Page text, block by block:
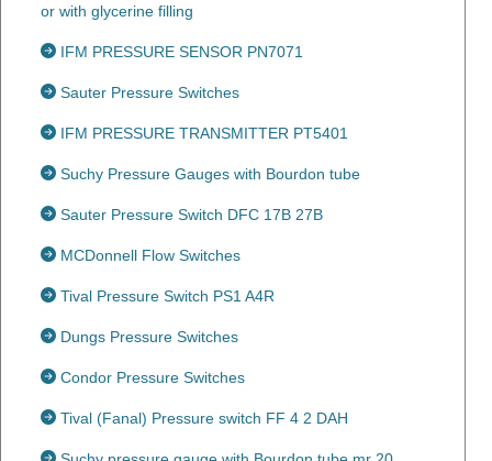
or with glycerine filling
IFM PRESSURE SENSOR PN7071
Sauter Pressure Switches
IFM PRESSURE TRANSMITTER PT5401
Suchy Pressure Gauges with Bourdon tube
Sauter Pressure Switch DFC 17B 27B
MCDonnell Flow Switches
Tival Pressure Switch PS1 A4R
Dungs Pressure Switches
Condor Pressure Switches
Tival (Fanal) Pressure switch FF 4 2 DAH